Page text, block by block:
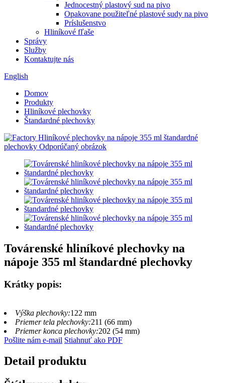
Jednocestný plastový sud na pivo
Opakovane použiteľné plastové sudy na pivo
Príslušenstvo
Hliníkové fľaše
Správy
Služby
Kontaktujte nás
English
Domov
Produkty
Hliníkové plechovky
Štandardné plechovky
Továrenské hliníkové plechovky na
nápoje 355 ml štandardné plechovky
Krátky popis:
Výška plechovky:122 mm
Priemer tela plechovky:211 (66 mm)
Priemer konca plechovky:202 (54 mm)
Pošlite nám e-mail Stiahnuť ako PDF
Detail produktu